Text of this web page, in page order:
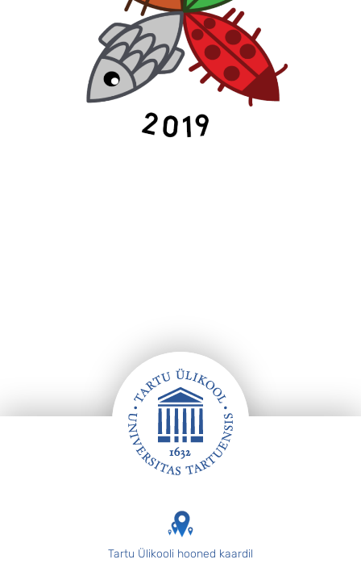
Tartu Ülikooli hooned kaardil